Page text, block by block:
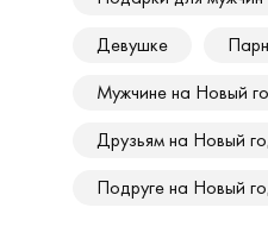
Девушке
Мужчине на Новый
Друзьям на Новый
Подруге на Новый